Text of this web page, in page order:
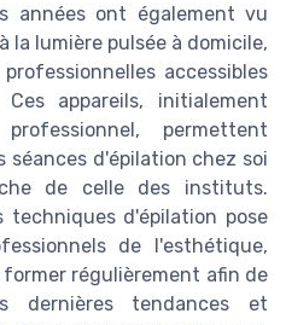
années ont également vu
la lumière pulsée à domicile,
accessibles
appareils, initialement
permettent
séances d'épilation chez soi
de celle des instituts.
techniques d'épilation pose
de l'esthétique,
régulièrement afin de
tendances et